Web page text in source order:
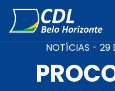
NOTÍCIAS - 29